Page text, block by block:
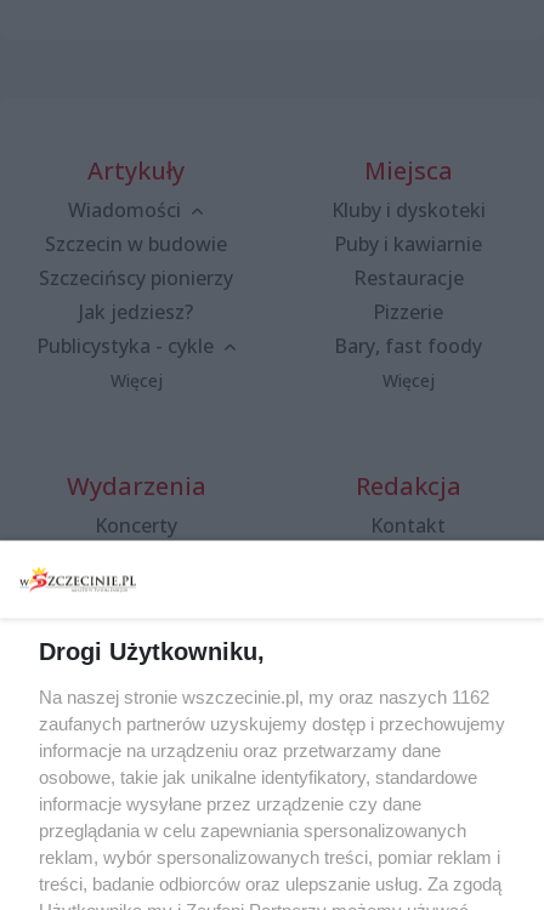
Artykuły
Wiadomości
Szczecin w budowie
Szczecińscy pionierzy
Jak jedziesz?
Publicystyka - cykle
Więcej
Miejsca
Kluby i dyskoteki
Puby i kawiarnie
Restauracje
Pizzerie
Bary, fast foody
Więcej
Wydarzenia
Koncerty
Spacery i oprowadzania
targi
Wernisaże
Więcej
Redakcja
Kontakt
Specjalny koncert z okazji
20. urodzin portalu
wSzczecinie.pl
Regulamin konkursów
śniadaniówka "Hej
Szczecin! Jest piątek!"
Drogi Użytkowniku,
Na naszej stronie wszczecinie.pl, my oraz naszych 1162
zaufanych partnerów uzyskujemy dostęp i przechowujemy
informacje na urządzeniu oraz przetwarzamy dane
osobowe, takie jak unikalne identyfikatory, standardowe
informacje wysyłane przez urządzenie czy dane
przeglądania w celu zapewniania spersonalizowanych
reklam, wybór spersonalizowanych treści, pomiar reklam i
treści, badanie odbiorców oraz ulepszanie usług. Za zgodą